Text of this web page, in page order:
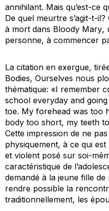
annihilant. Mais qu’est-ce
De quel meurtre s’agit-t-
à mort dans Bloody Mary,
personne, à commencer
La citation en exergue,
Bodies, Ourselves nous
thématique: «I remember
school everyday and
toe. My forehead was too
body too short, my teeth
Cette impression de ne
physiquement, à ce qui
et violent posé sur soi-
caractéristique de
demandé à la jeune fille
rendre possible la
traditionnellement, les